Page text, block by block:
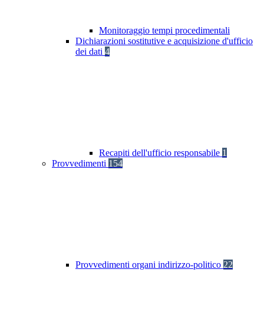
Monitoraggio tempi procedimentali
Dichiarazioni sostitutive e acquisizione d'ufficio
dei dati 4
Recapiti dell'ufficio responsabile 1
Provvedimenti 154
Provvedimenti organi indirizzo-politico 22